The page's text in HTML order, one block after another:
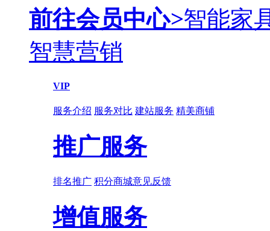
前往会员中心>智能家
智慧营销
VIP
服务介绍 服务对比 建站服务 精美商铺
推广服务
排名推广 积分商城意见反馈
增值服务